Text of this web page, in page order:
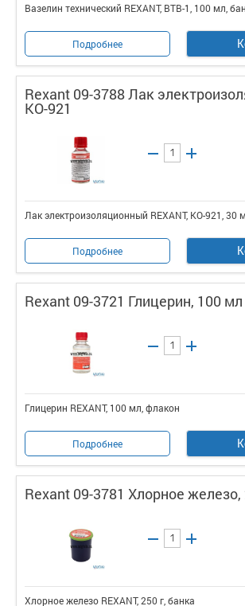
Вазелин технический REXANT, ВТВ-1, 100 мл,
Подробнее
Rexant 09-3788 Лак
KO-921
Лак электроизоляционный REXANT, KO-921, 30
Подробнее
Rexant 09-3721 Глицерин, 100 мл
Глицерин REXANT, 100 мл, флакон
Подробнее
Rexant 09-3781 Хлорное железо,
Хлорное железо REXANT, 250 г, банка